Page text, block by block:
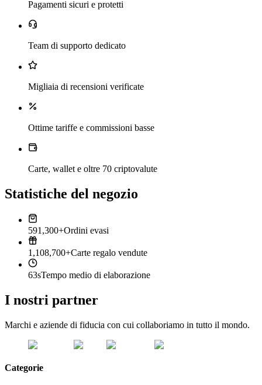
Pagamenti sicuri e protetti
Team di supporto dedicato
Migliaia di recensioni verificate
Ottime tariffe e commissioni basse
Carte, wallet e oltre 70 criptovalute
Statistiche del negozio
591,300+Ordini evasi
1,108,700+Carte regalo vendute
63sTempo medio di elaborazione
I nostri partner
Marchi e aziende di fiducia con cui collaboriamo in tutto il mondo.
Categorie